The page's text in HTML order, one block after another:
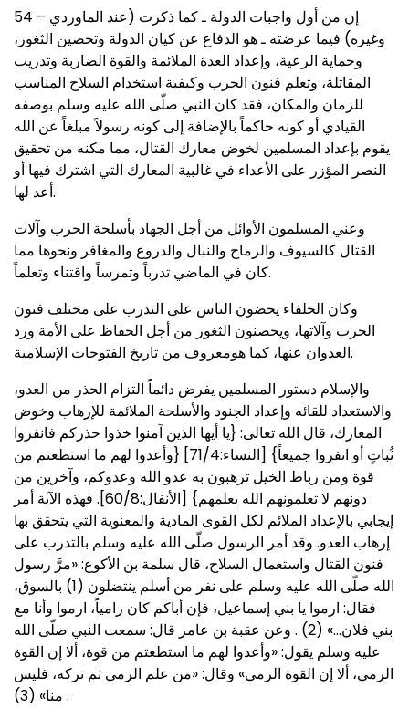
54 – إن من أول واجبات الدولة ـ كما ذكرت (عند الماوردي
وغيره) فيما عرضته ـ هو الدفاع عن كيان الدولة وتحصين الثغور،
وحماية الرعية، وإعداد العدة الملائمة والقوة الضاربة وتدريب
المقاتلة، وتعلم فنون الحرب وكيفية استخدام السلاح المناسب
للزمان والمكان، فقد كان النبي صلّى الله عليه وسلم بوصفه
القيادي أو كونه حاكماً بالإضافة إلى كونه رسولاً مبلغاً عن الله
يقوم بإعداد المسلمين لخوض معارك القتال، مما مكنه من تحقيق
النصر المؤزر على الأعداء في غالبية المعارك التي اشترك فيها أو
أعد لها.
وعني المسلمون الأوائل من أجل الجهاد بأسلحة الحرب وآلات
القتال كالسيوف والرماح والنبال والدروع والمغافر ونحوها مما
كان في الماضي تدرباً وتمرساً واقتناء وتعلماً.
وكان الخلفاء يحضون الناس على التدرب على مختلف فنون
الحرب وآلاتها، ويحصنون الثغور من أجل الحفاظ على الأمة ورد
العدوان عنها، كما هومعروف من تاريخ الفتوحات الإسلامية.
والإسلام دستور المسلمين يفرض دائماً التزام الحذر من العدو،
والاستعداد للقائه وإعداد الجنود والأسلحة الملائمة للإرهاب وخوض
المعارك، قال الله تعالى: {يا أيها الذين آمنوا خذوا حذركم فانفروا
ثُباتٍ أو انفروا جميعاً} [النساء:71/4] {وأعدوا لهم ما استطعتم من
قوة ومن رباط الخيل ترهبون به عدو الله وعدوكم، وآخرين من
دونهم لا تعلمونهم الله يعلمهم} [الأنفال:60/8]. فهذه الآية أمر
إيجابي بالإعداد الملائم لكل القوى المادية والمعنوية التي يتحقق بها
إرهاب العدو. وقد أمر الرسول صلّى الله عليه وسلم بالتدرب على
فنون القتال واستعمال السلاح، قال سلمة بن الأكوع: «مرَّ رسول
الله صلّى الله عليه وسلم على نفر من أسلم ينتضلون (1) بالسوق،
فقال: ارموا يا بني إسماعيل، فإن أباكم كان رامياً، ارموا وأنا مع
بني فلان…» (2) . وعن عقبة بن عامر قال: سمعت النبي صلّى الله
عليه وسلم يقول: «وأعدوا لهم ما استطعتم من قوة، ألا إن القوة
الرمي، ألا إن القوة الرمي» وقال: «من علم الرمي ثم تركه، فليس
منا» (3) .